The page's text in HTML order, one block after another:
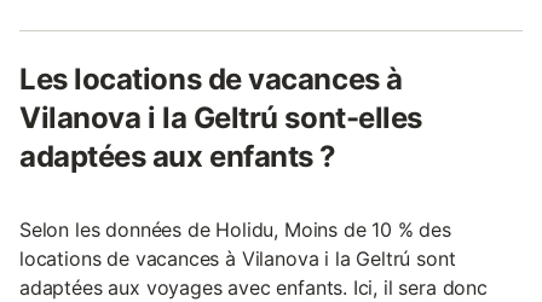
Les locations de vacances à
Vilanova i la Geltrú sont-elles
adaptées aux enfants ?
Selon les données de Holidu, Moins de 10 % des
locations de vacances à Vilanova i la Geltrú sont
adaptées aux voyages avec enfants. Ici, il sera donc